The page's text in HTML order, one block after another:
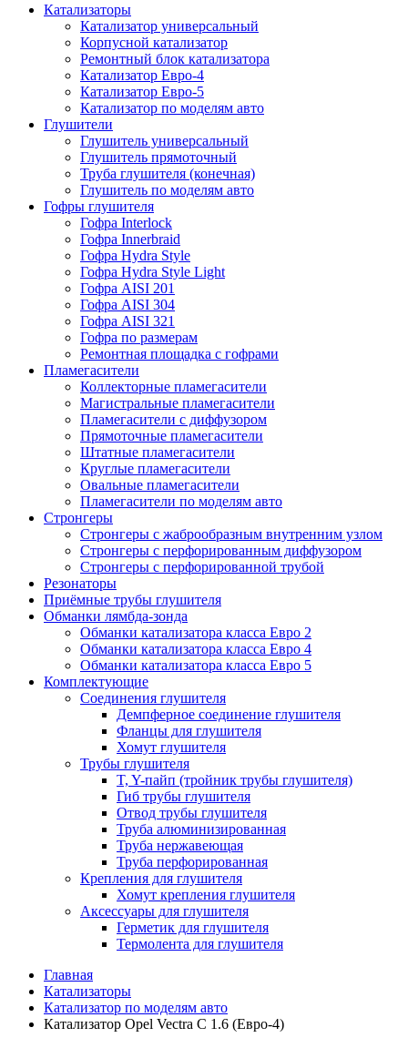
Катализаторы
Катализатор универсальный
Корпусной катализатор
Ремонтный блок катализатора
Катализатор Евро-4
Катализатор Евро-5
Катализатор по моделям авто
Глушители
Глушитель универсальный
Глушитель прямоточный
Труба глушителя (конечная)
Глушитель по моделям авто
Гофры глушителя
Гофра Interlock
Гофра Innerbraid
Гофра Hydra Style
Гофра Hydra Style Light
Гофра AISI 201
Гофра AISI 304
Гофра AISI 321
Гофра по размерам
Ремонтная площадка с гофрами
Пламегасители
Коллекторные пламегасители
Магистральные пламегасители
Пламегасители с диффузором
Прямоточные пламегасители
Штатные пламегасители
Круглые пламегасители
Овальные пламегасители
Пламегасители по моделям авто
Стронгеры
Стронгеры с жаброобразным внутренним узлом
Стронгеры с перфорированным диффузором
Стронгеры с перфорированной трубой
Резонаторы
Приёмные трубы глушителя
Обманки лямбда-зонда
Обманки катализатора класса Евро 2
Обманки катализатора класса Евро 4
Обманки катализатора класса Евро 5
Комплектующие
Соединения глушителя
Демпферное соединение глушителя
Фланцы для глушителя
Хомут глушителя
Трубы глушителя
T, Y-пайп (тройник трубы глушителя)
Гиб трубы глушителя
Отвод трубы глушителя
Труба алюминизированная
Труба нержавеющая
Труба перфорированная
Крепления для глушителя
Хомут крепления глушителя
Аксессуары для глушителя
Герметик для глушителя
Термолента для глушителя
Главная
Катализаторы
Катализатор по моделям авто
Катализатор Opel Vectra C 1.6 (Евро-4)